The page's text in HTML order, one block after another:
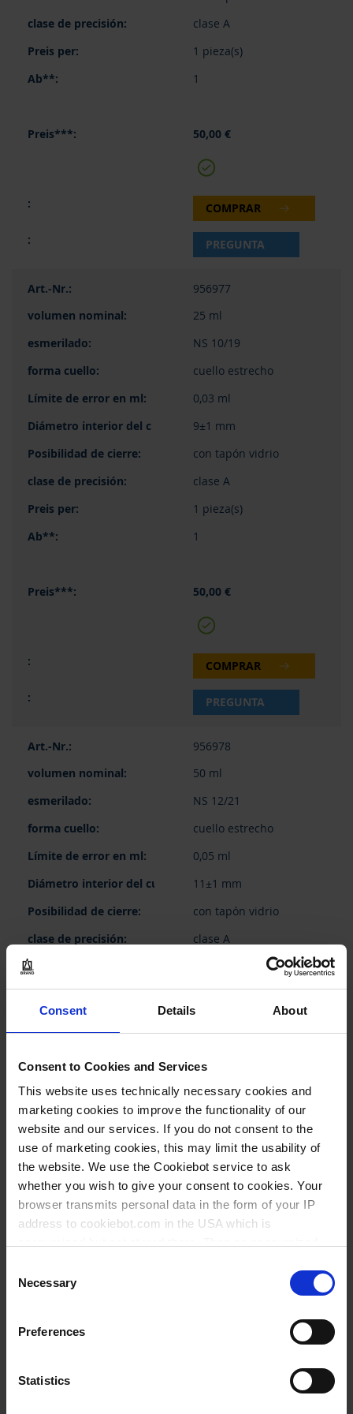
Consent Details About
Consent to Cookies and Services
This website uses technically necessary cookies and
marketing cookies to improve the functionality of our
website and our services. If you do not consent to the
use of marketing cookies, this may limit the usability of
the website. We use the Cookiebot service to ask
whether you wish to give your consent to cookies. Your
browser transmits personal data in the form of your IP
address to cookiebot.com in the USA which is
follow your cookie preferences for future page visits. The
privacy level in the USA does not correspond to EU
standards, and it cannot be excluded that US authorities
access your data on US servers.
For more information on cookies and the use of your
Selection
Necessary
Preferences
Statistics
clase A
1 pieza(s)
1
50,00 €
COMPRAR
PREGUNTA
956977
25 ml
NS 10/19
cuello estrecho
0,03 ml
9±1 mm
con tapón vidrio
clase A
1 pieza(s)
1
50,00 €
COMPRAR
PREGUNTA
956978
50 ml
NS 12/21
cuello estrecho
0,05 ml
11±1 mm
con tapón vidrio
clase A
1
COMPRAR
PREGUNTA
956979
100 ml